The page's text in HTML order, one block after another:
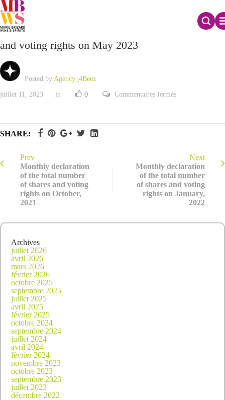
Monthly declaration of the total number of shares
and voting rights on May 2023
Posted by Agency_4Beez
juillet 11, 2023 in 0 Commentaires ferméssur
voting
rights
on
May
2023
SHARE:
Prev
Monthly declaration
of the total number
of shares and voting
rights on October,
2021
Next
Monthly declaration
of the total number
of shares and voting
rights on January,
2022
Archives
juillet 2026
avril 2026
mars 2026
février 2026
octobre 2025
septembre 2025
juillet 2025
avril 2025
février 2025
octobre 2024
septembre 2024
juillet 2024
avril 2024
février 2024
novembre 2023
octobre 2023
septembre 2023
juillet 2023
décembre 2022